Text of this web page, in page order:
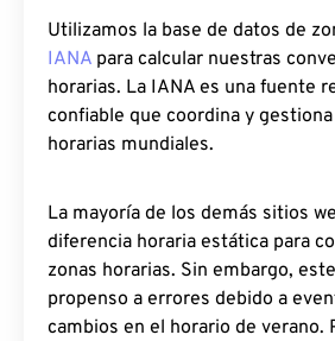
Utilizamos la base de datos de
IANA para calcular nuestras
horarias. La IANA es una fuente
confiable que coordina y
horarias mundiales.
La mayoría de los demás sitios
diferencia horaria estática para
zonas horarias. Sin embargo,
propenso a errores debido a
cambios en el horario de verano.